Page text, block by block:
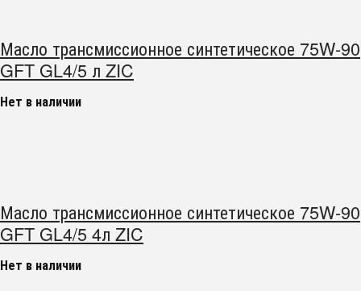
Масло трансмиссионное синтетическое 75W-90
GFT GL4/5 л ZIC
Нет в наличии
Масло трансмиссионное синтетическое 75W-90
GFT GL4/5 4л ZIC
Нет в наличии